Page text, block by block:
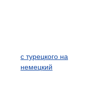
с турецкого на
немецкий